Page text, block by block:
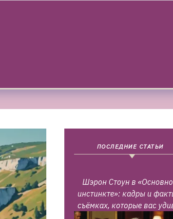
ПОСЛЕДНИЕ СТАТЬИ
Шэрон Стоун в
инстинкте»: кадры и
съёмках, которые вас